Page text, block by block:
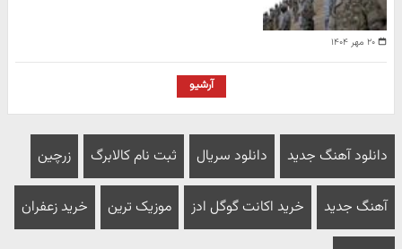
۲۰ مهر ۱۴۰۴
آرشیو
دانلود آهنگ جدید دانلود سریال ثبت نام کالابرگ زرچین
آهنگ جدید خرید اکانت گوگل ادز موزیک ترین خرید زعفران